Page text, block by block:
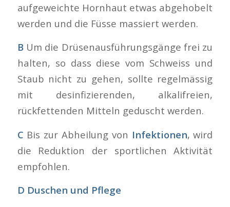
aufgeweichte Hornhaut etwas abgehobelt
werden und die Füsse massiert werden.
BUm die Drüsenausführungsgänge frei zu
halten, so dass diese vom Schweiss und
Staub nicht zu gehen, sollte regelmässig
mit desinfizierenden, alkalifreien,
rückfettenden Mitteln geduscht werden.
C Bis zur Abheilung von Infektionen, wird
die Reduktion der sportlichen Aktivität
empfohlen.
D Duschen und Pflege